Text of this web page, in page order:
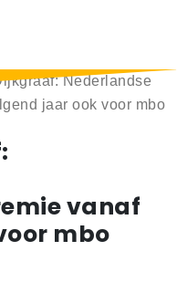
Nederlandse
jaar ook voor mbo
vanaf
mbo